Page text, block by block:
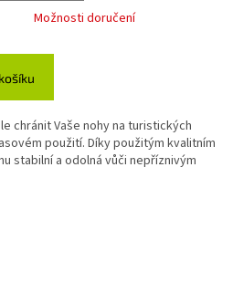
Možnosti doručení
chránit Vaše nohy na turistických
použití. Díky použitým kvalitním
stabilní a odolná vůči nepříznivým